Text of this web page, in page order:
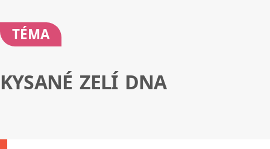
TÉMA
KYSANÉ ZELÍ DNA